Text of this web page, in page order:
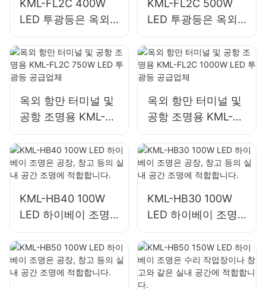
KML-FL2C 400W
LED 투광등은 옥외
건물 외관 및 건설 현
장 조명에 적합합니
다.
KML-FL2C 500W
LED 투광등은 옥외
건물 외관 및 건설 현
장 조명에 적합합니
다.
옥외 항만 터미널 및
공항 조명용 KML-
FL2C 750W LED 투
광등 공급업체
옥외 항만 터미널 및
공항 조명용 KML-
FL2C 1000W LED
투광등 공급업체
KML-HB40 100W
LED 하이베이 조명
은 공장, 창고 등의
실내 공간 조명에 적
합합니다.
KML-HB30 100W
LED 하이베이 조명
은 공장, 창고 등의
실내 공간 조명에 적
합합니다.